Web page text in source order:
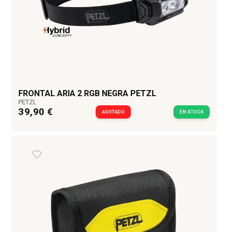
tamaño A4 o informes de inspecciones futuras.
Disponible en colores diferenciados: rojo, ideal
para equipos de rescate, y amarillo para
FRONTAL ARIA 2 RGB NEGRA PETZL
PETZL
39,90 € AGOTADO EN STOCK